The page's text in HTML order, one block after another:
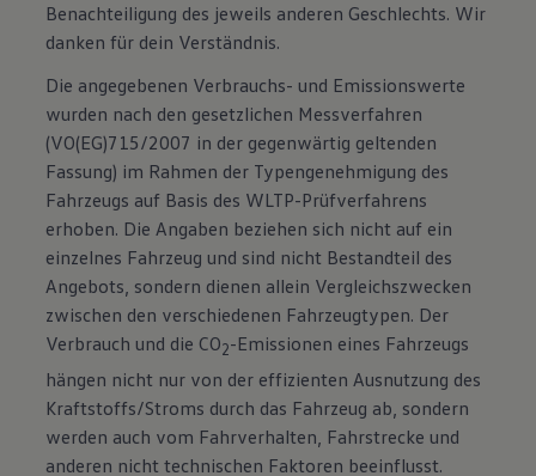
Benachteiligung des jeweils anderen Geschlechts. Wir
danken für dein Verständnis.
Die angegebenen Verbrauchs- und Emissionswerte
wurden nach den gesetzlichen Messverfahren
(VO(EG)715/2007 in der gegenwärtig geltenden
Fassung) im Rahmen der Typengenehmigung des
Fahrzeugs auf Basis des WLTP-Prüfverfahrens
erhoben. Die Angaben beziehen sich nicht auf ein
einzelnes Fahrzeug und sind nicht Bestandteil des
Angebots, sondern dienen allein Vergleichszwecken
zwischen den verschiedenen Fahrzeugtypen. Der
Verbrauch und die CO2-Emissionen eines Fahrzeugs
hängen nicht nur von der effizienten Ausnutzung des
Kraftstoffs/Stroms durch das Fahrzeug ab, sondern
werden auch vom Fahrverhalten, Fahrstrecke und
anderen nicht technischen Faktoren beeinflusst.